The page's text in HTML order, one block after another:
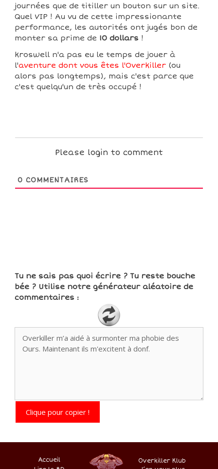
journées que de titiller un bouton sur un site.
Quel VIP ! Au vu de cette impressionante
performance, les autorités ont jugés bon de
monter sa prime de 10 dollars !
kroswell n'a pas eu le temps de jouer à
l'aventure dont vous êtes l'Overkiller (ou
alors pas longtemps), mais c'est parce que
c'est quelqu'un de très occupé !
Please login to comment
0 COMMENTAIRES
Tu ne sais pas quoi écrire ? Tu reste bouche
bée ? Utilise notre générateur aléatoire de
commentaires :
Clique pour copier !
Accueil
Overkiller Klub